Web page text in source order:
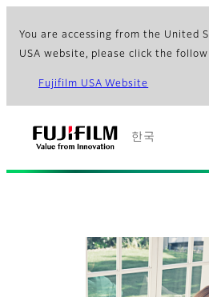
You are accessing from the United
USA website, please click the
Fujifilm USA Website
한국